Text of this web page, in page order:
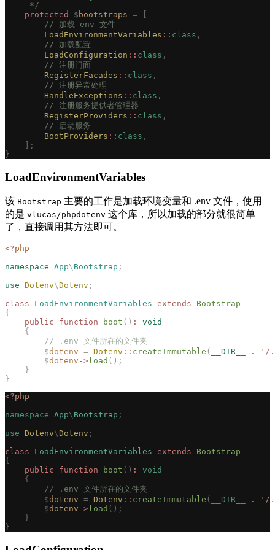
     */
    protected
$ bootstraps =
        // 加载 env 文件
        LoadEnvironmentVariables
:: class ,
        // 加载配置
        LoadConfiguration
:: class ,
        // 注册门面
        RegisterFacades
:: class ,
        // 注册异常处理
        HandleExceptions
:: class ,
        // 注册服务提供者管理器
        RegisterProviders
:: class ,
        // 启动服务
        BootProviders
:: class ,
    ];
}
LoadEnvironmentVariables
该 Bootstrap 主要的工作是加载环境变量和 .env 文件，使用
的是 vlucas/phpdotenv 这个库，所以加载的部分就很简单
了，直接调用其方法即可。
<?php
namespace App\ Bootstrap ;
use Dotenv\Dotenv ;
class LoadEnvironmentVariables extends Bootstrap
{
    public
function boot () :
void
    {
        // .env 文件所在的文件夹
        $
dotenv = Dotenv :: createImmutable ( __DIR__ . ' /
        $
dotenv -> load ();
    }
}
<?php
namespace App\ Bootstrap ;
use Dotenv\ Dotenv ;
class LoadEnvironmentVariables extends Bootstrap
{
    public
function boot () :
void
    {
        // .env 文件所在的文件夹
        $
dotenv = Dotenv :: createImmutable ( __DIR__ . ' /
        $
dotenv -> load ();
    }
}